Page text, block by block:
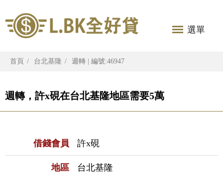
選單
首頁 台北基隆 週轉 | 編號:46947
週轉，許x硯在台北基隆地區需要5萬
借錢會員 許x硯
地區 台北基隆